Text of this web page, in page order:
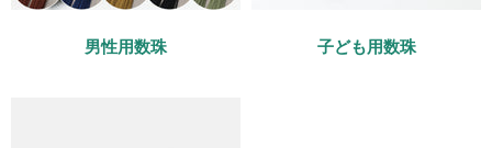
男性用数珠 子ども用数珠